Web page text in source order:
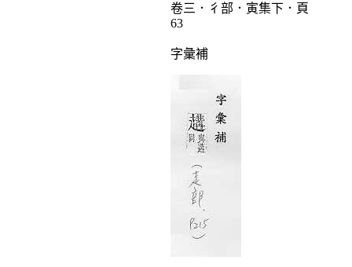
卷三．彳部．寅集下．頁
63
字彙補